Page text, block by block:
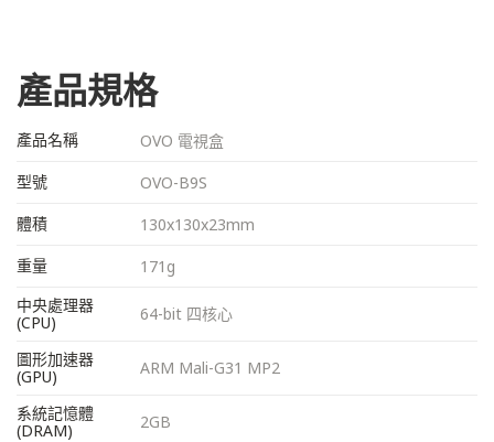
產品規格
產品名稱
OVO 電視盒
型號
OVO-B9S
體積
130x130x23mm
重量
171g
中央處理器
(CPU)
64-bit 四核心
圖形加速器
(GPU)
ARM Mali-G31 MP2
系統記憶體
(DRAM)
2GB